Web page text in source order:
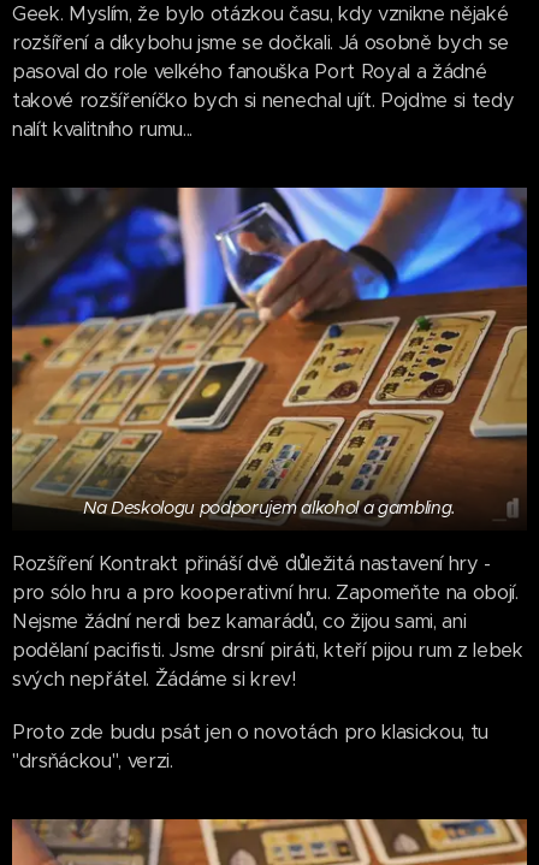
Geek. Myslím, že bylo otázkou času, kdy vznikne nějaké
rozšíření a díkybohu jsme se dočkali. Já osobně bych se
pasoval do role velkého fanouška Port Royal a žádné
takové rozšířeníčko bych si nenechal ujít. Pojďme si tedy
nalít kvalitního rumu...
Na Deskologu podporujem alkohol a gambling.
Rozšíření Kontrakt přináší dvě důležitá nastavení hry -
pro sólo hru a pro kooperativní hru. Zapomeňte na obojí.
Nejsme žádní nerdi bez kamarádů, co žijou sami, ani
podělaní pacifisti. Jsme drsní piráti, kteří pijou rum z lebek
svých nepřátel. Žádáme si krev!
Proto zde budu psát jen o novotách pro klasickou, tu
"drsňáckou", verzi.